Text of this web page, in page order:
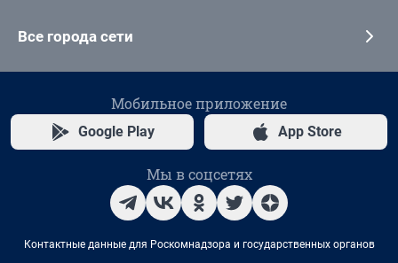
Все города сети
Мобильное приложение
Google Play App Store
Мы в соцсетях
Контактные данные для Роскомнадзора и государственных органов